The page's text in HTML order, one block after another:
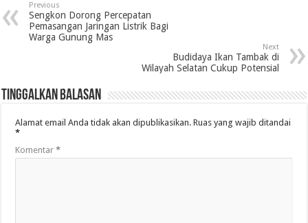
Previous
Sengkon Dorong Percepatan
Pemasangan Jaringan Listrik Bagi
Warga Gunung Mas
Next
Budidaya Ikan Tambak di
Wilayah Selatan Cukup Potensial
Tinggalkan Balasan
Alamat email Anda tidak akan dipublikasikan. Ruas yang wajib ditandai
*
Komentar*